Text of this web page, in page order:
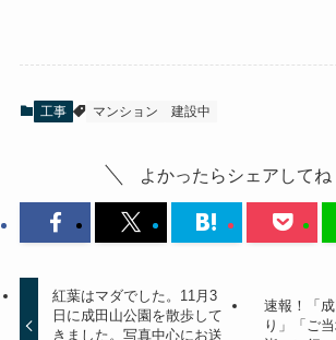
工事 マンション 建設中
よかったらシェアしてね
紅葉はマダでした。11月3
日に成田山公園を散歩して
きました。写真中心にお送
速報！「
り」「ご